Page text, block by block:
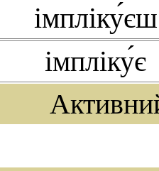
імпліку́єш
імпліку́є